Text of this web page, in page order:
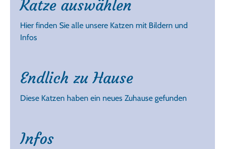
Katze auswählen
Hier finden Sie alle unsere Katzen mit Bildern und
Infos
Endlich zu Hause
Diese Katzen haben ein neues Zuhause gefunden
Infos